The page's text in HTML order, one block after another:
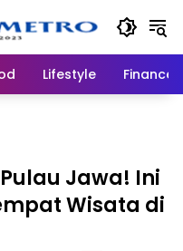
Lifestyle Finance
Jawa! Ini
Wisata di